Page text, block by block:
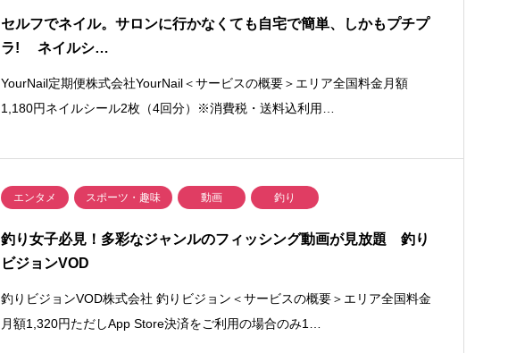
セルフでネイル。サロンに行かなくても自宅で簡単、しかもプチプ
ラ! ネイルシ…
YourNail定期便株式会社YourNail＜サービスの概要＞エリア全国料金月額
1,180円ネイルシール2枚（4回分）※消費税・送料込利用…
エンタメ スポーツ・趣味 動画 釣り
釣り女子必見！多彩なジャンルのフィッシング動画が見放題 釣り
ビジョンVOD
釣りビジョンVOD株式会社 釣りビジョン＜サービスの概要＞エリア全国料金
月額1,320円ただしApp Store決済をご利用の場合のみ1…